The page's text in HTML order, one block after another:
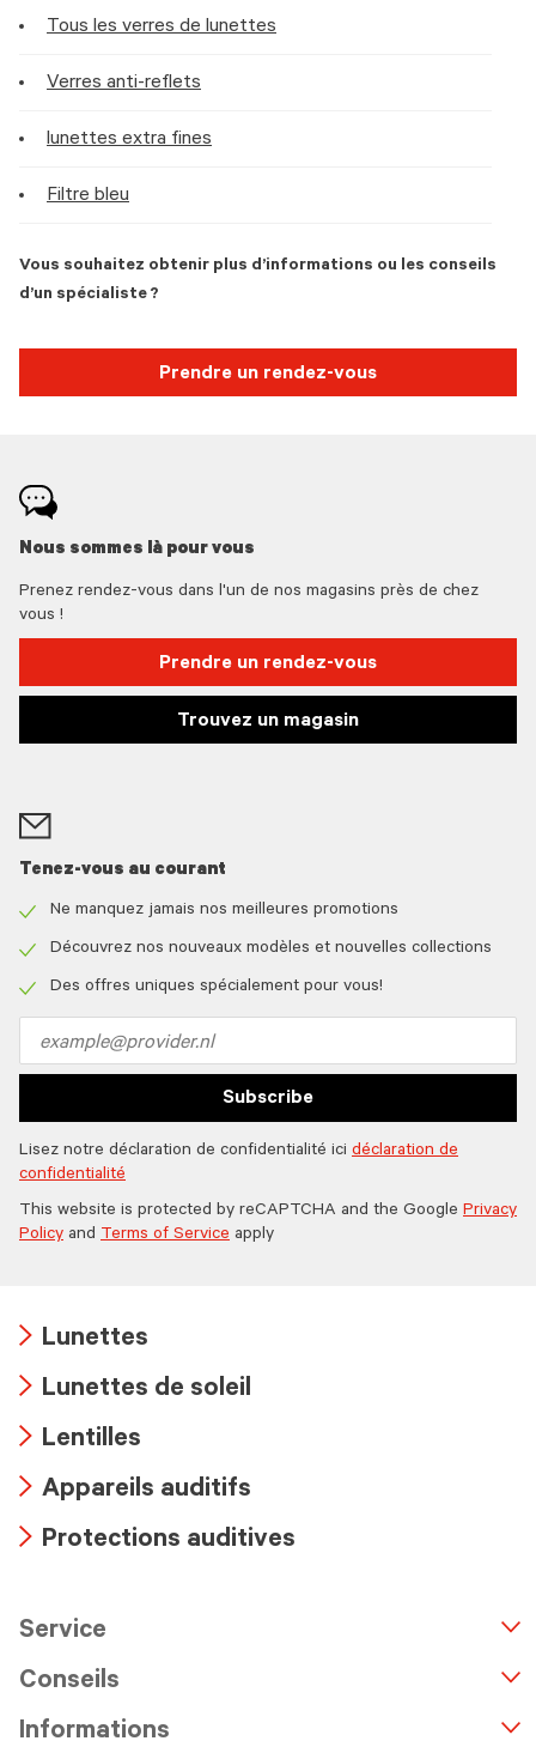
Tous les verres de lunettes
Verres anti-reflets
lunettes extra fines
Filtre bleu
Vous souhaitez obtenir plus d’informations ou les conseils
d’un spécialiste ?
Prendre un rendez-vous
Nous sommes là pour vous
Prenez rendez-vous dans l'un de nos magasins près de chez
vous !
Prendre un rendez-vous
Trouvez un magasin
Tenez-vous au courant
icon
Ne manquez jamais nos meilleures promotions
icon
Découvrez nos nouveaux modèles et nouvelles collections
Des offres uniques spécialement pour vous!
address
Subscribe
Lisez notre déclaration de confidentialité ici déclaration de
confidentialité
This website is protected by reCAPTCHA and the Google Privacy
Policy and Terms of Service apply
icon
Lunettes
icon
Lunettes de soleil
icon
Lentilles
icon
Appareils auditifs
Protections auditives
Service
Conseils
Informations